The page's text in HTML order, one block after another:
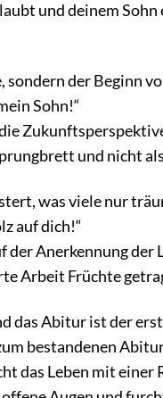
und deinem
sondern der Beginn
Sohn!“
und nicht
was viele nur
auf dich!“
der Anerkennung der
Arbeit Früchte
das Abitur ist der
bestandenen
das Leben mit